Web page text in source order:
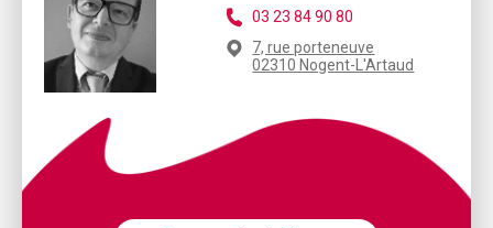
03 23 84 90 80
7, rue porteneuve
02310 Nogent-L'Artaud